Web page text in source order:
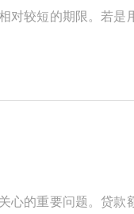
较短的期限。若是
心的重要问题。贷